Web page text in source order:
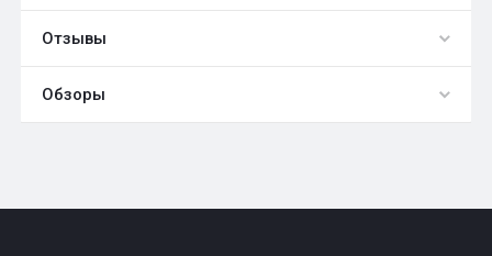
Отзывы
Общий рейтинг 0
Обзоры